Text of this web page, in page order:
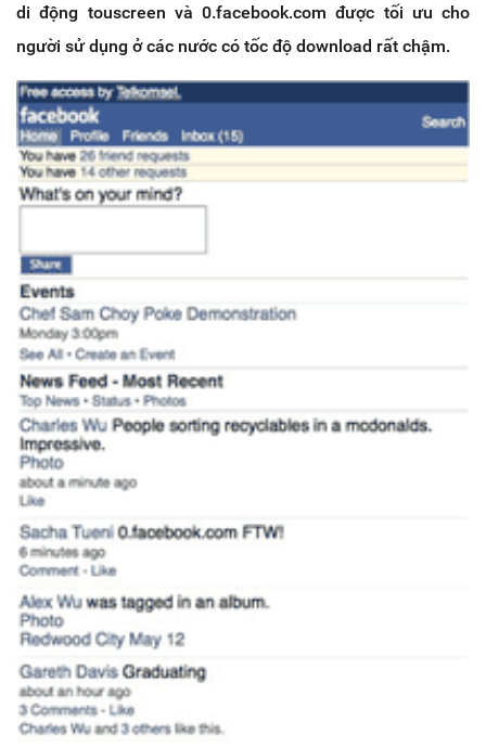
di động touscreen và 0.facebook.com được tối ưu cho
người sử dụng ở các nước có tốc độ download rất chậm.